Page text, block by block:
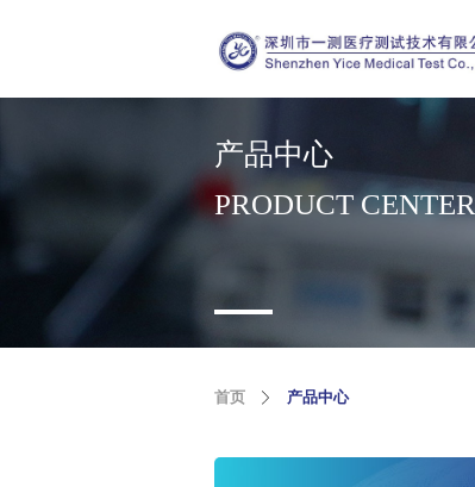
产品中心
PRODUCT CENTER
首页 产品中心